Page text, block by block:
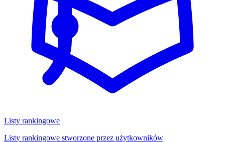
Listy rankingowe
Listy rankingowe stworzone przez użytkowników